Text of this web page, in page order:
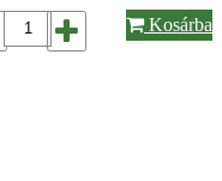
Kosárba